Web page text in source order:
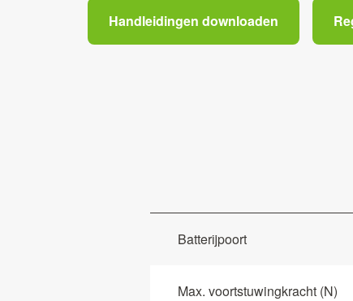
Handleidingen downloaden
Batterijpoort
Max. voortstuwingkracht (N)